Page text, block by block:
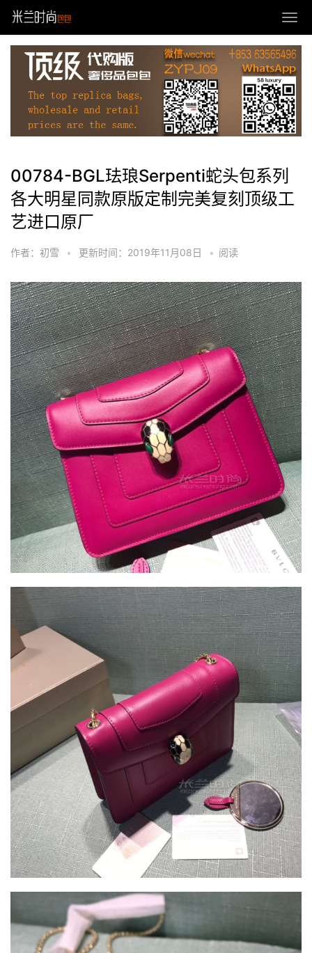
00784-BGL珐琅Serpenti蛇头包系列
各大明星同款原版定制完美复刻顶级工
艺进口原厂
作者：初雪 • 更新时间：2019年11月08日 • 阅读